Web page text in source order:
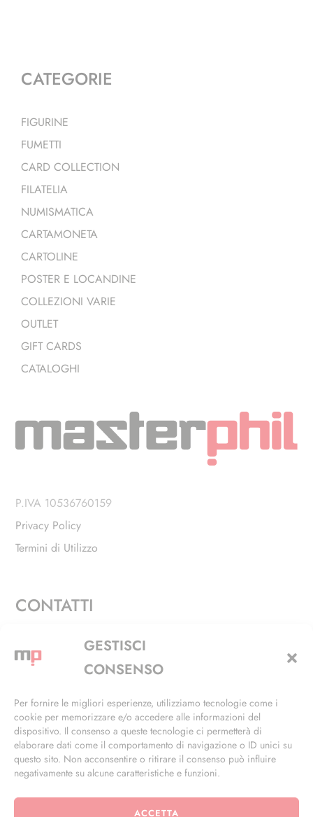
GESTISCI
CONSENSO
Per fornire le migliori esperienze, utilizziamo tecnologie come i
cookie per memorizzare e/o accedere alle informazioni del
dispositivo. Il consenso a queste tecnologie ci permetterà di
elaborare dati come il comportamento di navigazione o ID unici su
questo sito. Non acconsentire o ritirare il consenso può influire
negativamente su alcune caratteristiche e funzioni.
ACCETTA
CATEGORIE
FIGURINE
FUMETTI
CARD COLLECTION
FILATELIA
NUMISMATICA
CARTAMONETA
CARTOLINE
POSTER E LOCANDINE
COLLEZIONI VARIE
OUTLET
GIFT CARDS
CATALOGHI
P.IVA 10536760159
Privacy Policy
Termini di Utilizzo
CONTATTI
Via Alfieri, 27 - Trezzano Sul Naviglio (MI)
+39 02 4846 3155
info@masterphil.it